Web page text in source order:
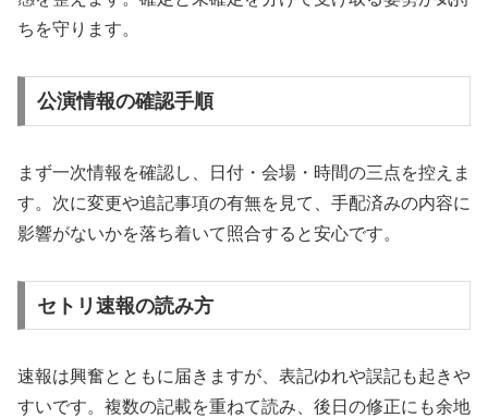
ちを守ります。
公演情報の確認手順
まず一次情報を確認し、日付・会場・時間の三点を控えま
す。次に変更や追記事項の有無を見て、手配済みの内容に
影響がないかを落ち着いて照合すると安心です。
セトリ速報の読み方
速報は興奮とともに届きますが、表記ゆれや誤記も起きや
すいです。複数の記載を重ねて読み、後日の修正にも余地